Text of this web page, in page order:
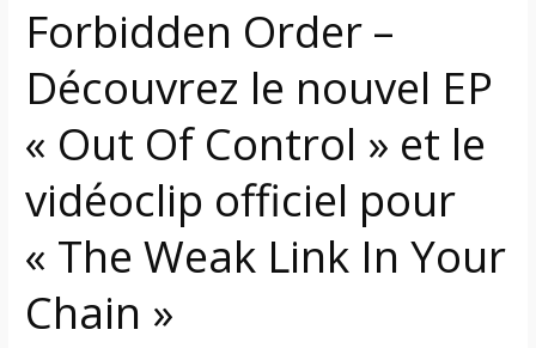
Forbidden Order –
Découvrez le nouvel EP
« Out Of Control » et le
vidéoclip officiel pour
« The Weak Link In Your
Chain »
le
vidéoclip
officiel
pour
« The
Weak
Link
Your